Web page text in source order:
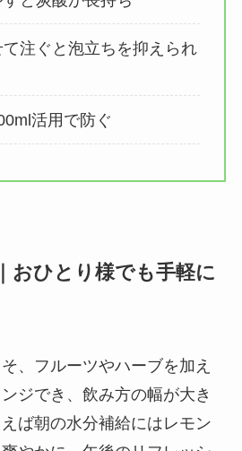
注ぐと泡立ちを抑えられ
活用で防ぐ
おひとり様でも手軽に
、フルーツやハーブを加え
ジでき、飲み方の幅が大き
ば朝の水分補給にはレモン